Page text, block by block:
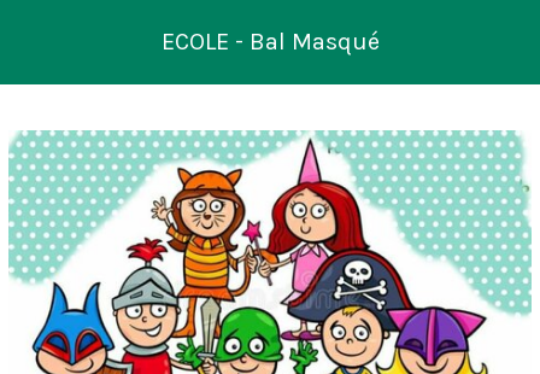
ECOLE - Bal Masqué